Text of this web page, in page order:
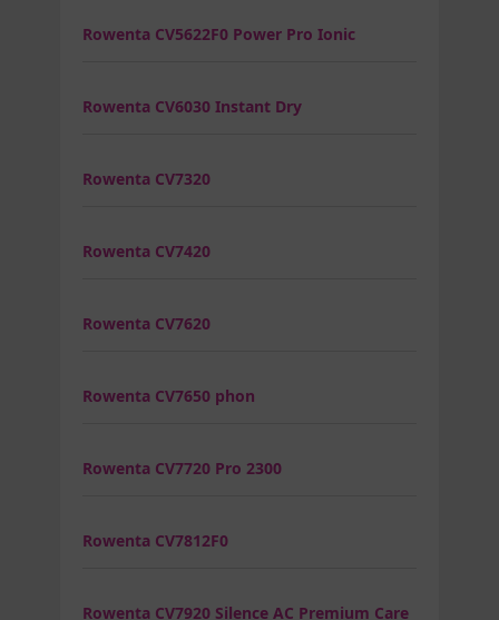
Rowenta CV5622F0 Power Pro Ionic
Rowenta CV6030 Instant Dry
Rowenta CV7320
Rowenta CV7420
Rowenta CV7620
Rowenta CV7650 phon
Rowenta CV7720 Pro 2300
Rowenta CV7812F0
Rowenta CV7920 Silence AC Premium Care